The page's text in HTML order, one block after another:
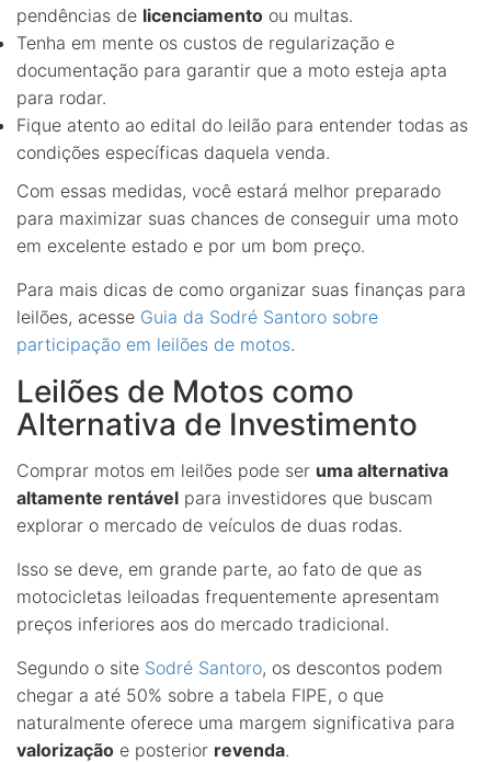
pendências de licenciamento ou multas.
Tenha em mente os custos de regularização e
documentação para garantir que a moto esteja apta
para rodar.
Fique atento ao edital do leilão para entender todas as
condições específicas daquela venda.
Com essas medidas, você estará melhor preparado
para maximizar suas chances de conseguir uma moto
em excelente estado e por um bom preço.
Para mais dicas de como organizar suas finanças para
leilões, acesse Guia da Sodré Santoro sobre
participação em leilões de motos.
Leilões de Motos como
Alternativa de Investimento
Comprar motos em leilões pode ser uma alternativa
altamente rentável para investidores que buscam
explorar o mercado de veículos de duas rodas.
Isso se deve, em grande parte, ao fato de que as
motocicletas leiloadas frequentemente apresentam
preços inferiores aos do mercado tradicional.
Segundo o site Sodré Santoro, os descontos podem
chegar a até 50% sobre a tabela FIPE, o que
naturalmente oferece uma margem significativa para
valorização e posterior revenda.